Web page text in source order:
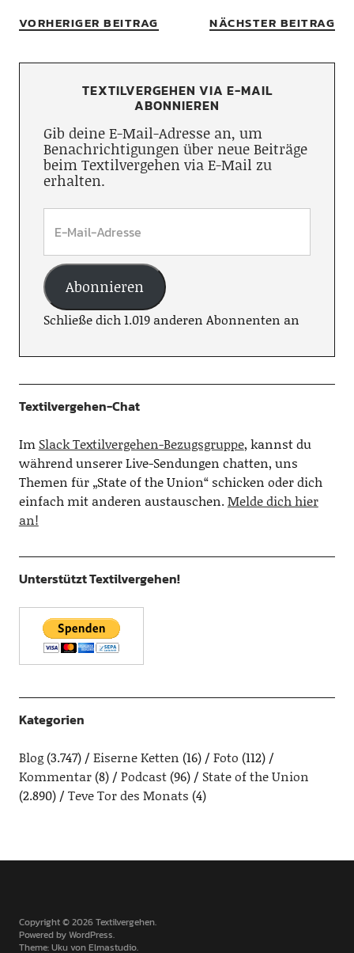
VORHERIGER BEITRAG NÄCHSTER BEITRAG
TEXTILVERGEHEN VIA E-MAIL
ABONNIEREN
Gib deine E-Mail-Adresse an, um
Benachrichtigungen über neue Beiträge
beim Textilvergehen via E-Mail zu
erhalten.
Abonnieren
Schließe dich 1.019 anderen Abonnenten an
Textilvergehen-Chat
Im Slack Textilvergehen-Bezugsgruppe, kannst du
während unserer Live-Sendungen chatten, uns
Themen für „State of the Union“ schicken oder dich
einfach mit anderen austauschen.Melde dich hier
an!
Unterstützt Textilvergehen!
Kategorien
Blog(3.747) Eiserne Ketten (16) Foto (112)
Kommentar(8) Podcast(96)
State of the Union
(2.890)
Teve Tor des Monats (4)
Copyright © 2026 Textilvergehen
Powered byWordPress
Theme: Uku vonElmastudio